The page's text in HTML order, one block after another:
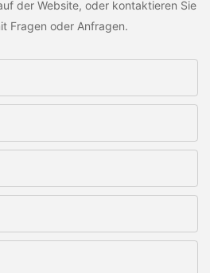
der Website, oder kontaktieren Sie
Fragen oder Anfragen.